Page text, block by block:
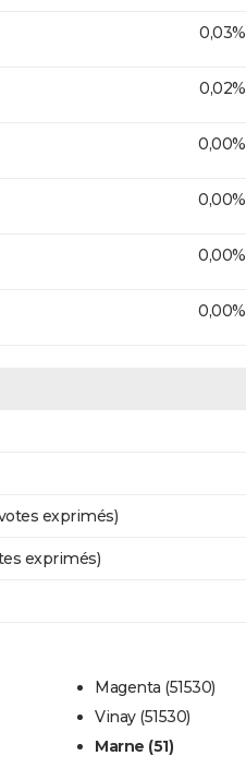
0,03%
0,02%
0,00%
0,00%
0,00%
0,00%
exprimés)
exprimés)
Magenta (51530)
Vinay (51530)
Marne (51)